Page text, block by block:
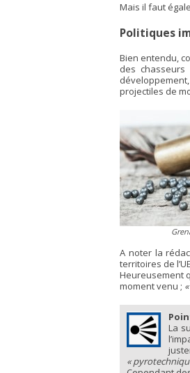
Mais il faut
Politiques
Bien entendu,
des
projectiles de
A noter la
territoires de
Heureusement
moment venu ;
La
«